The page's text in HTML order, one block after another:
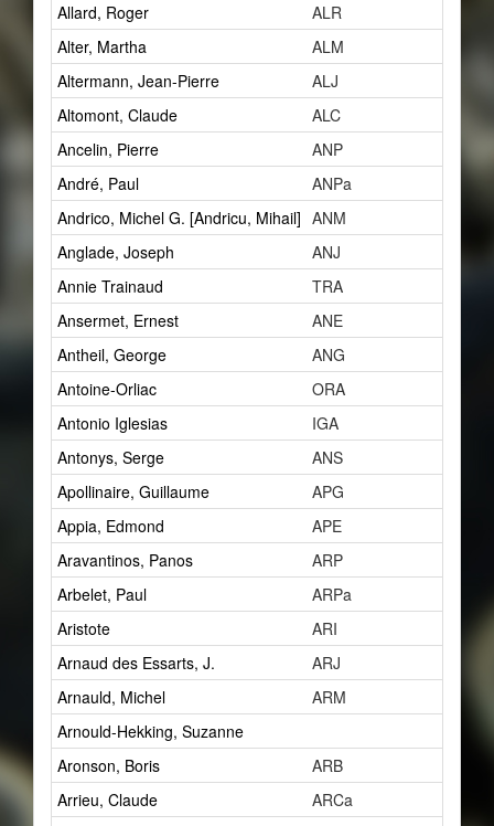
Allard, Roger
ALR
Alter, Martha
ALM
Altermann, Jean-Pierre
ALJ
Altomont, Claude
ALC
Ancelin, Pierre
ANP
André, Paul
ANPa
Andrico, Michel G. [Andricu, Mihail] ANM
Anglade, Joseph
ANJ
Annie Trainaud
TRA
Ansermet, Ernest
ANE
Antheil, George
ANG
Antoine-Orliac
ORA
Antonio Iglesias
IGA
Antonys, Serge
ANS
Apollinaire, Guillaume
APG
Appia, Edmond
APE
Aravantinos, Panos
ARP
Arbelet, Paul
ARPa
Aristote
ARI
Arnaud des Essarts, J.
ARJ
Arnauld, Michel
ARM
Arnould-Hekking, Suzanne
Aronson, Boris
ARB
Arrieu, Claude
ARCa